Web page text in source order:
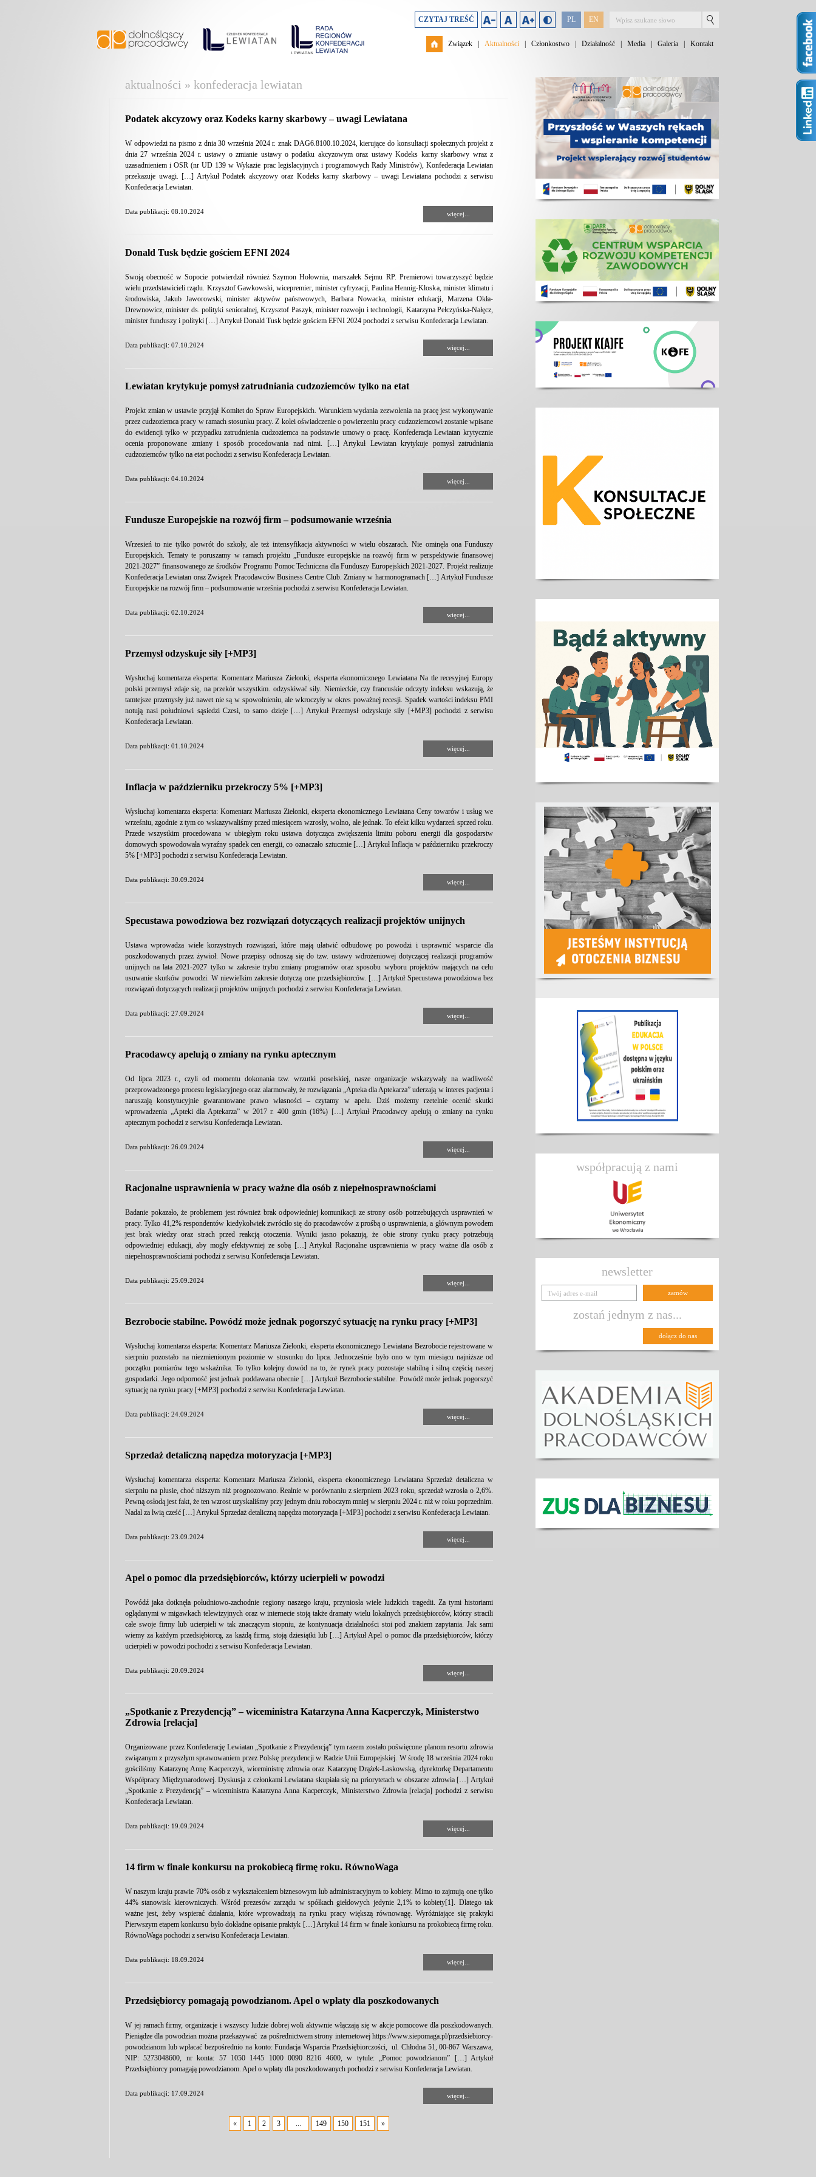
PL EN
CZYTAJ TREŚĆ
Związek Aktualności Członkostwo Działalność Media Galeria Kontakt
aktualności » konfederacja lewiatan
Podatek akcyzowy oraz Kodeks karny skarbowy – uwagi Lewiatana
W odpowiedzi na pismo z dnia 30 września 2024 r. znak DAG6.8100.10.2024, kierujące do konsultacji społecznych projekt z
dnia 27 września 2024 r. ustawy o zmianie ustawy o podatku akcyzowym oraz ustawy Kodeks karny skarbowy wraz z
uzasadnieniem i OSR (nr UD 139 w Wykazie prac legislacyjnych i programowych Rady Ministrów), Konfederacja Lewiatan
przekazuje uwagi. […] Artykuł Podatek akcyzowy oraz Kodeks karny skarbowy – uwagi Lewiatana pochodzi z serwisu
Konfederacja Lewiatan.
Data publikacji: 08.10.2024 więcej...
Donald Tusk będzie gościem EFNI 2024
Swoją obecność w Sopocie potwierdził również Szymon Hołownia, marszałek Sejmu RP. Premierowi towarzyszyć będzie
wielu przedstawicieli rządu. Krzysztof Gawkowski, wicepremier, minister cyfryzacji, Paulina Hennig-Kloska, minister klimatu i
środowiska, Jakub Jaworowski, minister aktywów państwowych, Barbara Nowacka, minister edukacji, Marzena Okła-
Drewnowicz, minister ds. polityki senioralnej, Krzysztof Paszyk, minister rozwoju i technologii, Katarzyna Pełczyńska-Nałęcz,
minister funduszy i polityki […] Artykuł Donald Tusk będzie gościem EFNI 2024 pochodzi z serwisu Konfederacja Lewiatan.
Data publikacji: 07.10.2024 więcej...
Lewiatan krytykuje pomysł zatrudniania cudzoziemców tylko na etat
Projekt zmian w ustawie przyjął Komitet do Spraw Europejskich. Warunkiem wydania zezwolenia na pracę jest wykonywanie
przez cudzoziemca pracy w ramach stosunku pracy. Z kolei oświadczenie o powierzeniu pracy cudzoziemcowi zostanie wpisane
do ewidencji tylko w przypadku zatrudnienia cudzoziemca na podstawie umowy o pracę. Konfederacja Lewiatan krytycznie
ocenia proponowane zmiany i sposób procedowania nad nimi. […] Artykuł Lewiatan krytykuje pomysł zatrudniania
cudzoziemców tylko na etat pochodzi z serwisu Konfederacja Lewiatan.
Data publikacji: 04.10.2024 więcej...
Fundusze Europejskie na rozwój firm – podsumowanie września
Wrzesień to nie tylko powrót do szkoły, ale też intensyfikacja aktywności w wielu obszarach. Nie ominęła ona Funduszy
Europejskich. Tematy te poruszamy w ramach projektu „Fundusze europejskie na rozwój firm w perspektywie finansowej
2021-2027” finansowanego ze środków Programu Pomoc Techniczna dla Funduszy Europejskich 2021-2027. Projekt realizuje
Konfederacja Lewiatan oraz Związek Pracodawców Business Centre Club. Zmiany w harmonogramach […] Artykuł Fundusze
Europejskie na rozwój firm – podsumowanie września pochodzi z serwisu Konfederacja Lewiatan.
Data publikacji: 02.10.2024 więcej...
Przemysł odzyskuje siły [+MP3]
Wysłuchaj komentarza eksperta: Komentarz Mariusza Zielonki, eksperta ekonomicznego Lewiatana Na tle recesyjnej Europy
polski przemysł zdaje się, na przekór wszystkim. odzyskiwać siły. Niemieckie, czy francuskie odczyty indeksu wskazują, że
tamtejsze przemysły już nawet nie są w spowolnieniu, ale wkroczyły w okres poważnej recesji. Spadek wartości indeksu PMI
notują nasi południowi sąsiedzi Czesi, to samo dzieje […] Artykuł Przemysł odzyskuje siły [+MP3] pochodzi z serwisu
Konfederacja Lewiatan.
Data publikacji: 01.10.2024 więcej...
Inflacja w październiku przekroczy 5% [+MP3]
Wysłuchaj komentarza eksperta: Komentarz Mariusza Zielonki, eksperta ekonomicznego Lewiatana Ceny towarów i usług we
wrześniu, zgodnie z tym co wskazywaliśmy przed miesiącem wzrosły, wolno, ale jednak. To efekt kilku wydarzeń sprzed roku.
Przede wszystkim procedowana w ubiegłym roku ustawa dotycząca zwiększenia limitu poboru energii dla gospodarstw
domowych spowodowała wyraźny spadek cen energii, co oznaczało sztucznie […] Artykuł Inflacja w październiku przekroczy
5% [+MP3] pochodzi z serwisu Konfederacja Lewiatan.
Data publikacji: 30.09.2024 więcej...
Specustawa powodziowa bez rozwiązań dotyczących realizacji projektów unijnych
Ustawa wprowadza wiele korzystnych rozwiązań, które mają ułatwić odbudowę po powodzi i usprawnić wsparcie dla
poszkodowanych przez żywioł. Nowe przepisy odnoszą się do tzw. ustawy wdrożeniowej dotyczącej realizacji programów
unijnych na lata 2021-2027 tylko w zakresie trybu zmiany programów oraz sposobu wyboru projektów mających na celu
usuwanie skutków powodzi. W niewielkim zakresie dotyczą one przedsiębiorców. […] Artykuł Specustawa powodziowa bez
rozwiązań dotyczących realizacji projektów unijnych pochodzi z serwisu Konfederacja Lewiatan.
Data publikacji: 27.09.2024 więcej...
Pracodawcy apelują o zmiany na rynku aptecznym
Od lipca 2023 r., czyli od momentu dokonania tzw. wrzutki poselskiej, nasze organizacje wskazywały na wadliwość
przeprowadzonego procesu legislacyjnego oraz alarmowały, że rozwiązania „Apteka dla Aptekarza” uderzają w interes pacjenta i
naruszają konstytucyjnie gwarantowane prawo własności – czytamy w apelu. Dziś możemy rzetelnie ocenić skutki
wprowadzenia „Apteki dla Aptekarza” w 2017 r. 400 gmin (16%) […] Artykuł Pracodawcy apelują o zmiany na rynku
aptecznym pochodzi z serwisu Konfederacja Lewiatan.
Data publikacji: 26.09.2024 więcej...
Racjonalne usprawnienia w pracy ważne dla osób z niepełnosprawnościami
Badanie pokazało, że problemem jest również brak odpowiedniej komunikacji ze strony osób potrzebujących usprawnień w
pracy. Tylko 41,2% respondentów kiedykolwiek zwróciło się do pracodawców z prośbą o usprawnienia, a głównym powodem
jest brak wiedzy oraz strach przed reakcją otoczenia. Wyniki jasno pokazują, że obie strony rynku pracy potrzebują
odpowiedniej edukacji, aby mogły efektywniej ze sobą […] Artykuł Racjonalne usprawnienia w pracy ważne dla osób z
niepełnosprawnościami pochodzi z serwisu Konfederacja Lewiatan.
Data publikacji: 25.09.2024 więcej...
Bezrobocie stabilne. Powódź może jednak pogorszyć sytuację na rynku pracy [+MP3]
Wysłuchaj komentarza eksperta: Komentarz Mariusza Zielonki, eksperta ekonomicznego Lewiatana Bezrobocie rejestrowane w
sierpniu pozostało na niezmienionym poziomie w stosunku do lipca. Jednocześnie było ono w tym miesiącu najniższe od
początku pomiarów tego wskaźnika. To tylko kolejny dowód na to, że rynek pracy pozostaje stabilną i silną częścią naszej
gospodarki. Jego odporność jest jednak poddawana obecnie […] Artykuł Bezrobocie stabilne. Powódź może jednak pogorszyć
sytuację na rynku pracy [+MP3] pochodzi z serwisu Konfederacja Lewiatan.
Data publikacji: 24.09.2024 więcej...
Sprzedaż detaliczną napędza motoryzacja [+MP3]
Wysłuchaj komentarza eksperta: Komentarz Mariusza Zielonki, eksperta ekonomicznego Lewiatana Sprzedaż detaliczna w
sierpniu na plusie, choć niższym niż prognozowano. Realnie w porównaniu z sierpniem 2023 roku, sprzedaż wzrosła o 2,6%.
Pewną osłodą jest fakt, że ten wzrost uzyskaliśmy przy jednym dniu roboczym mniej w sierpniu 2024 r. niż w roku poprzednim.
Nadal za lwią cześć […] Artykuł Sprzedaż detaliczną napędza motoryzacja [+MP3] pochodzi z serwisu Konfederacja Lewiatan.
Data publikacji: 23.09.2024 więcej...
Apel o pomoc dla przedsiębiorców, którzy ucierpieli w powodzi
Powódź jaka dotknęła południowo-zachodnie regiony naszego kraju, przyniosła wiele ludzkich tragedii. Za tymi historiami
oglądanymi w migawkach telewizyjnych oraz w internecie stoją także dramaty wielu lokalnych przedsiębiorców, którzy stracili
całe swoje firmy lub ucierpieli w tak znaczącym stopniu, że kontynuacja działalności stoi pod znakiem zapytania. Jak sami
wiemy za każdym przedsiębiorcą, za każdą firmą, stoją dziesiątki lub […] Artykuł Apel o pomoc dla przedsiębiorców, którzy
ucierpieli w powodzi pochodzi z serwisu Konfederacja Lewiatan.
Data publikacji: 20.09.2024 więcej...
„Spotkanie z Prezydencją” – wiceministra Katarzyna Anna Kacperczyk, Ministerstwo
Zdrowia [relacja]
Organizowane przez Konfederację Lewiatan „Spotkanie z Prezydencją” tym razem zostało poświęcone planom resortu zdrowia
związanym z przyszłym sprawowaniem przez Polskę prezydencji w Radzie Unii Europejskiej. W środę 18 września 2024 roku
gościliśmy Katarzynę Annę Kacperczyk, wiceministrę zdrowia oraz Katarzynę Drążek-Laskowską, dyrektorkę Departamentu
Współpracy Międzynarodowej. Dyskusja z członkami Lewiatana skupiała się na priorytetach w obszarze zdrowia […] Artykuł
„Spotkanie z Prezydencją” – wiceministra Katarzyna Anna Kacperczyk, Ministerstwo Zdrowia [relacja] pochodzi z serwisu
Konfederacja Lewiatan.
Data publikacji: 19.09.2024 więcej...
14 firm w finale konkursu na prokobiecą firmę roku. RównoWaga
W naszym kraju prawie 70% osób z wykształceniem biznesowym lub administracyjnym to kobiety. Mimo to zajmują one tylko
44% stanowisk kierowniczych. Wśród prezesów zarządu w spółkach giełdowych jedynie 2,1% to kobiety[1]. Dlatego tak
ważne jest, żeby wspierać działania, które wprowadzają na rynku pracy większą równowagę. Wyróżniające się praktyki
Pierwszym etapem konkursu było dokładne opisanie praktyk […] Artykuł 14 firm w finale konkursu na prokobiecą firmę roku.
RównoWaga pochodzi z serwisu Konfederacja Lewiatan.
Data publikacji: 18.09.2024 więcej...
Przedsiębiorcy pomagają powodzianom. Apel o wpłaty dla poszkodowanych
W jej ramach firmy, organizacje i wszyscy ludzie dobrej woli aktywnie włączają się w akcje pomocowe dla poszkodowanych.
Pieniądze dla powodzian można przekazywać za pośrednictwem strony internetowej https://www.siepomaga.pl/przedsiebiorcy-
powodzianom lub wpłacać bezpośrednio na konto: Fundacja Wsparcia Przedsiębiorczości, ul. Chłodna 51, 00-867 Warszawa,
NIP: 5273048600, nr konta: 57 1050 1445 1000 0090 8216 4600, w tytule: „Pomoc powodzianom” […] Artykuł
Przedsiębiorcy pomagają powodzianom. Apel o wpłaty dla poszkodowanych pochodzi z serwisu Konfederacja Lewiatan.
Data publikacji: 17.09.2024 więcej...
« 1 2 3 ... 149 150 151 »
współpracują z nami
newsletter
zostań jednym z nas...